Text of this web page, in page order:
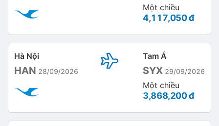
Một chiều
4,117,050 đ
Hà Nội
HAN 28/09/2026
Tam Á
SYX 29/09/2026
Một chiều
3,868,200 đ